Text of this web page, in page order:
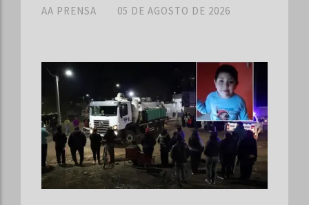
AA PRENSA 05 DE AGOSTO DE 2026